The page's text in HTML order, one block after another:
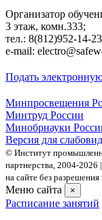
Организатор
3 этаж, комн.333;
тел.: 8(812)952-14-
е-mаil:
Подать
Минпросвещения
Минтруд России
Минобрнауки
Версия для
© Институт
партнерства, 2004-
на сайте без
Меню сайта ×
Расписание занятий